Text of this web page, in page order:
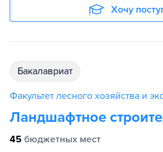
Хочу
бакалавриат
Факультет лесного хозяйства и
Ландшафтное
45 бюджетных мест